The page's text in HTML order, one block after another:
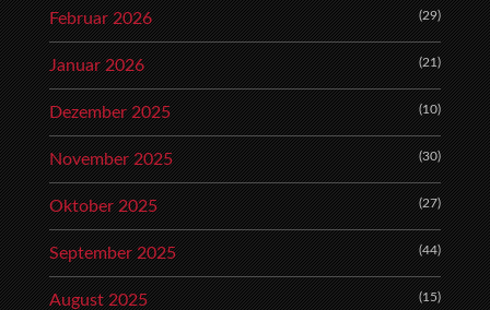
Februar 2026 (29)
Januar 2026 (21)
Dezember 2025 (10)
November 2025 (30)
Oktober 2025 (27)
September 2025 (44)
August 2025 (15)